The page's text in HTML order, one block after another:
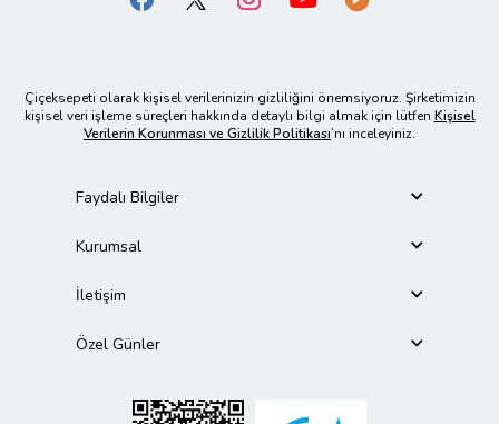
Çiçeksepeti olarak kişisel verilerinizin gizliliğini önemsiyoruz. Şirketimizin
kişisel veri işleme süreçleri hakkında detaylı bilgi almak için lütfen Kişisel
Verilerin Korunması ve Gizlilik Politikası’nı inceleyiniz.
Faydalı Bilgiler
Kurumsal
İletişim
Özel Günler